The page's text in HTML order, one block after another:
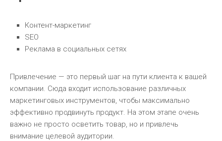
Контент-маркетинг
SEO
Реклама в социальных сетях
Привлечение — это первый шаг на пути клиента к вашей
компании. Сюда входит использование различных
маркетинговых инструментов, чтобы максимально
эффективно продвинуть продукт. На этом этапе очень
важно не просто осветить товар, но и привлечь
внимание целевой аудитории.